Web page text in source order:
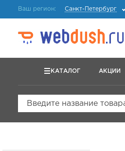
Ваш регион: Санкт-Петербург
КАТАЛОГ АКЦИИ
Введите название